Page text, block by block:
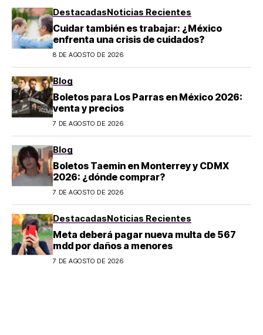
DestacadasNoticias Recientes
Cuidar también es trabajar: ¿México
enfrenta una crisis de cuidados?
8 DE AGOSTO DE 2026
Blog
Boletos para Los Parras en México 2026:
venta y precios
7 DE AGOSTO DE 2026
Blog
Boletos Taemin en Monterrey y CDMX
2026: ¿dónde comprar?
7 DE AGOSTO DE 2026
DestacadasNoticias Recientes
Meta deberá pagar nueva multa de 567
mdd por daños a menores
7 DE AGOSTO DE 2026